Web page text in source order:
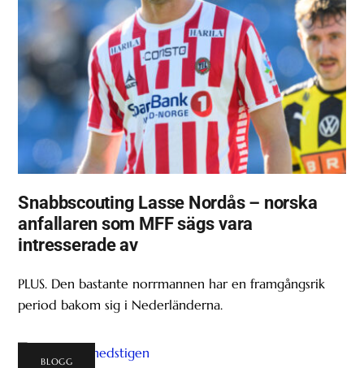
Snabbscouting Lasse Nordås – norska
anfallaren som MFF sägs vara
intresserade av
PLUS. Den bastante norrmannen har en framgångsrik
period bakom sig i Nederländerna.
BLOGG